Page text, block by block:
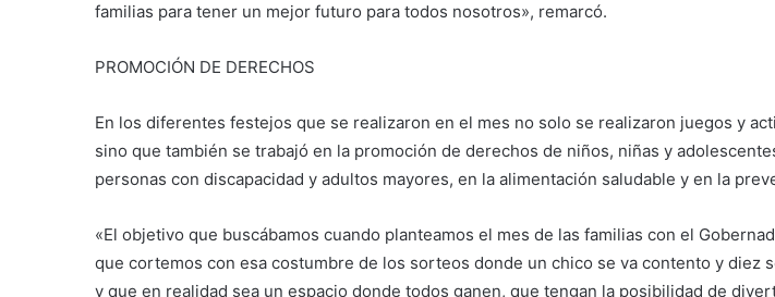
familias para tener un mejor futuro para todos nosotros», remarcó.
PROMOCIÓN DE DERECHOS
En los diferentes festejos que se realizaron en el mes no solo se realizaron juegos y
sino que también se trabajó en la promoción de derechos de niños, niñas y
personas con discapacidad y adultos mayores, en la alimentación saludable y en la
«El objetivo que buscábamos cuando planteamos el mes de las familias con el
que cortemos con esa costumbre de los sorteos donde un chico se va contento y diez
y que en realidad sea un espacio donde todos ganen, que tengan la posibilidad de